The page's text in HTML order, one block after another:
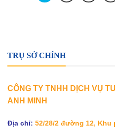
TRỤ SỞ CHÍNH
CÔNG TY TNHH DỊCH VỤ
ANH MINH
Địa chỉ: 52/28/2 đường 12,